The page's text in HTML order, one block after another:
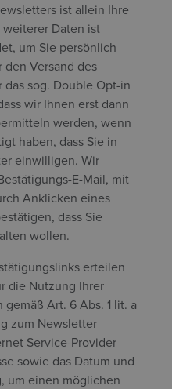
ist allein Ihre
weiterer Daten ist
um Sie persönlich
den Versand des
sog. Double Opt-in
wir Ihnen erst dann
werden, wenn
haben, dass Sie in
einwilligen. Wir
E-Mail, mit
Anklicken eines
dass Sie
wollen.
erteilen
die Nutzung Ihrer
Art. 6 Abs. 1 lit. a
zum Newsletter
Service-Provider
sowie das Datum und
um einen möglichen